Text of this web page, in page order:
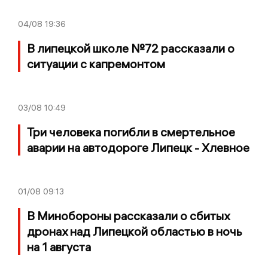
04/08 19:36
В липецкой школе №72 рассказали о
ситуации с капремонтом
03/08 10:49
Три человека погибли в смертельное
аварии на автодороге Липецк - Хлевное
01/08 09:13
В Минобороны рассказали о сбитых
дронах над Липецкой областью в ночь
на 1 августа